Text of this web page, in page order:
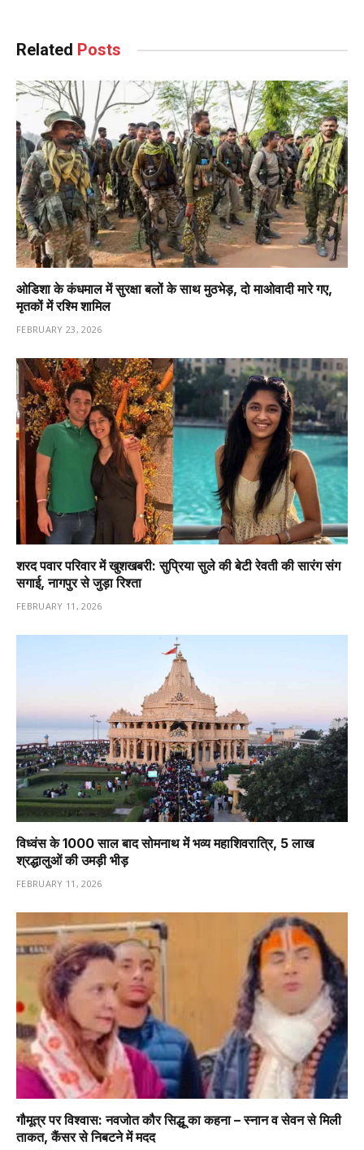
Related Posts
ओडिशा के कंधमाल में सुरक्षा बलों के साथ मुठभेड़, दो माओवादी मारे गए,
मृतकों में रश्मि शामिल
FEBRUARY 23, 2026
शरद पवार परिवार में खुशखबरी: सुप्रिया सुले की बेटी रेवती की सारंग संग
सगाई, नागपुर से जुड़ा रिश्ता
FEBRUARY 11, 2026
विध्वंस के 1000 साल बाद सोमनाथ में भव्य महाशिवरात्रि, 5 लाख
श्रद्धालुओं की उमड़ी भीड़
FEBRUARY 11, 2026
गौमूत्र पर विश्वास: नवजोत कौर सिद्धू का कहना – स्नान व सेवन से मिली
ताकत, कैंसर से निबटने में मदद